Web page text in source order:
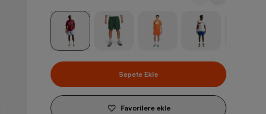
Sepete Ekle
Favorilere ekle